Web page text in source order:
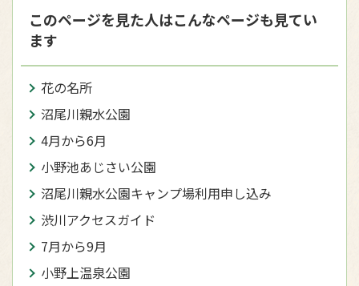
このページを見た人はこんなページも見てい
ます
花の名所
沼尾川親水公園
4月から6月
小野池あじさい公園
沼尾川親水公園キャンプ場利用申し込み
渋川アクセスガイド
7月から9月
小野上温泉公園